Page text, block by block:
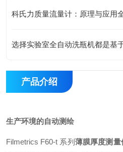
科氏力质量流量计：原理与应用
选择实验室全自动洗瓶机都是基
产品介绍
生产环境的自动测绘
Filmetrics F60-t 系列 薄膜厚度测量